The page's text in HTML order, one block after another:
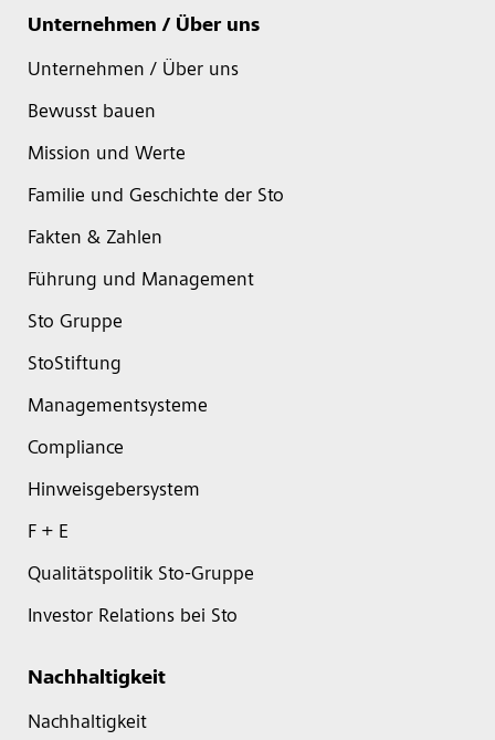
Unternehmen / Über uns
Unternehmen / Über uns
Bewusst bauen
Mission und Werte
Familie und Geschichte der Sto
Fakten & Zahlen
Führung und Management
Sto Gruppe
StoStiftung
Managementsysteme
Compliance
Hinweisgebersystem
F + E
Qualitätspolitik Sto-Gruppe
Investor Relations bei Sto
Nachhaltigkeit
Nachhaltigkeit